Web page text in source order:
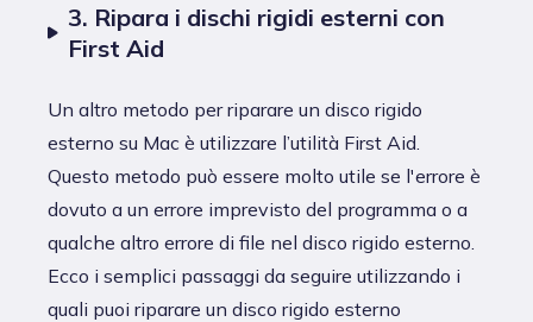
3. Ripara i dischi rigidi esterni con
First Aid
Un altro metodo per riparare un disco rigido
esterno su Mac è utilizzare l’utilità First Aid.
Questo metodo può essere molto utile se l'errore è
dovuto a un errore imprevisto del programma o a
qualche altro errore di file nel disco rigido esterno.
Ecco i semplici passaggi da seguire utilizzando i
quali puoi riparare un disco rigido esterno